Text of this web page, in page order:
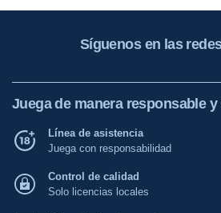
Síguenos en las
Juega de manera responsable y
Línea de asistencia
Juega con responsabilidad
Control de calidad
Solo licencias locales